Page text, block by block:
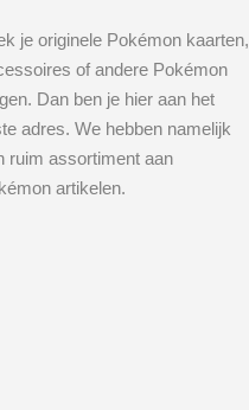
je originele Pokémon kaarten,
of andere Pokémon
Dan ben je hier aan het
adres. We hebben namelijk
ruim assortiment aan
artikelen.